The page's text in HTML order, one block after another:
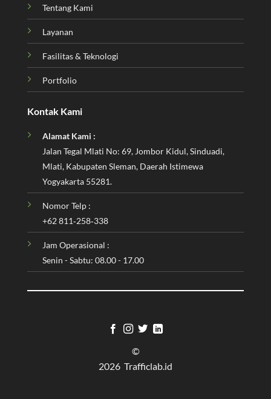
Tentang Kami
Layanan
Fasilitas & Teknologi
Portfolio
Kontak Kami
Alamat Kami :
Jalan Tegal Mlati No: 69, Jombor Kidul, Sinduadi,
Mlati, Kabupaten Sleman, Daerah Istimewa
Yogyakarta 55281.
Nomor Telp :
‪+62 811‑258‑338‬
Jam Operasional :
Senin - Sabtu: 08.00 - 17.00
©
2026 Trafficlab.id